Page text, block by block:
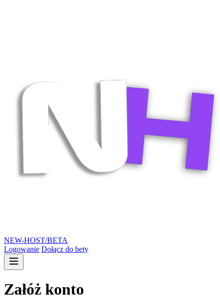
NEW-HOST/BETA
Logowanie Dołącz do bety
Załóż konto